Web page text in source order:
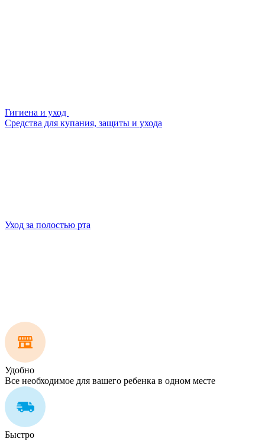
Гигиена и уход
Средства для купания, защиты и ухода
Уход за полостью рта
Удобно
Все необходимое для вашего ребенка в одном месте
Быстро